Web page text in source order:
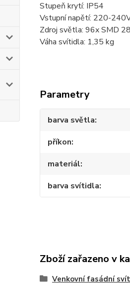
Stupeň krytí: IP54
Vstupní napětí: 220-
Zdroj světla: 96x SMD
Váha svítidla: 1,35 kg
Parametry
barva světla
příkon
materiál
barva svítidla
Zboží zařazeno v
Venkovní fasádní